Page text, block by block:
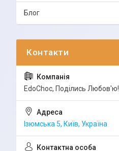
Блог
EdoСhoc, Поділись Любов'ю!
Ізюмська 5, Київ, Україна